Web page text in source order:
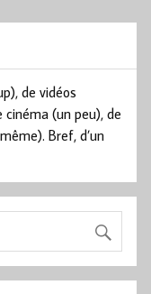
de vidéos
(un peu), de
Bref, d’un